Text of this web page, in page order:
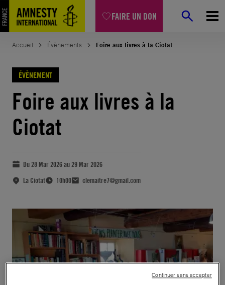
FAIRE UN DON
Accueil Évènements Foire aux livres à la Ciotat
ÉVÈNEMENT
Foire aux livres à la
Ciotat
Du 28 Mar 2026 au 29 Mar 2026
La Ciotat
10h00 clemaitre7@gmail.com
Continuer sans accepter